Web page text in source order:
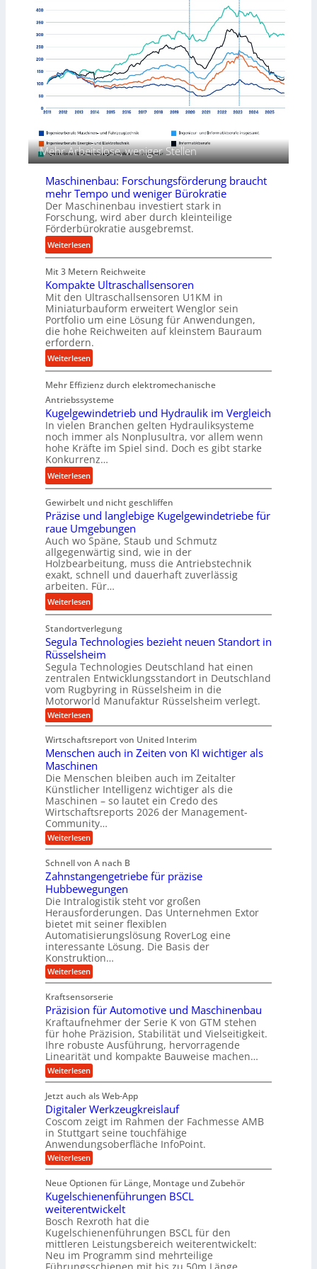
z
s
s
e
n
o
n
e
i
g
B
u
e
r
d
u
n
e
n
f
ü
r
d
i
e
P
r
o
d
u
k
t
i
o
n
n
d
e
n
M
i
t
t
l
s
t
a
n
d
Mehr Arbeitslose, weniger Stellen
Maschinenbau: Forschungsförderung braucht
mehr Tempo und weniger Bürokratie
Der Maschinenbau investiert stark in
Forschung, wird aber durch kleinteilige
Förderbürokratie ausgebremst.
Weiterlesen:
M
a
s
c
h
i
n
e
n
u
:
F
o
r
c
h
u
n
g
s
f
ö
r
d
r
u
n
b
r
a
u
c
h
t
m
e
h
r
T
e
m
p
o
u
n
d
w
e
n
i
g
e
r
B
ü
r
o
r
a
t
i
e
Mit 3 Metern Reichweite
Kompakte Ultraschallsensoren
Mit den Ultraschallsensoren U1KM in
Miniaturbauform erweitert Wenglor sein
Portfolio um eine Lösung für Anwendungen,
die hohe Reichweiten auf kleinstem Bauraum
erfordern.
Weiterlesen:
K
o
m
p
a
k
t
e
U
l
t
r
a
s
c
h
a
l
l
s
e
n
s
o
r
e
n
Mehr Effizienz durch elektromechanische
Antriebssysteme
Kugelgewindetrieb und Hydraulik im Vergleich
In vielen Branchen gelten Hydrauliksysteme
noch immer als Nonplusultra, vor allem wenn
hohe Kräfte im Spiel sind. Doch es gibt starke
Konkurrenz…
Weiterlesen:
K
u
g
e
l
g
e
w
i
n
r
e
b
u
d
H
y
d
r
a
u
l
i
k
i
m
V
e
r
g
l
e
i
c
h
Gewirbelt und nicht geschliffen
Präzise und langlebige Kugelgewindetriebe für
raue Umgebungen
Auch wo Späne, Staub und Schmutz
allgegenwärtig sind, wie in der
Holzbearbeitung, muss die Antriebstechnik
exakt, schnell und dauerhaft zuverlässig
arbeiten. Für…
Weiterlesen:
P
r
ä
z
i
e
u
n
l
a
n
g
l
e
b
i
K
u
g
e
l
g
e
w
n
d
e
t
r
i
e
b
e
f
ü
r
r
a
u
e
U
m
g
e
Standortverlegung
Segula Technologies bezieht neuen Standort in
Rüsselsheim
Segula Technologies Deutschland hat einen
zentralen Entwicklungsstandort in Deutschland
vom Rugbyring in Rüsselsheim in die
Motorworld Manufaktur Rüsselsheim verlegt.
Weiterlesen:
S
g
u
l
a
T
e
c
h
n
o
l
o
g
i
e
s
b
e
z
i
e
h
t
n
e
e
n
S
t
a
n
d
o
r
i
n
R
ü
s
s
e
l
s
h
e
i
m
Wirtschaftsreport von United Interim
Menschen auch in Zeiten von KI wichtiger als
Maschinen
Die Menschen bleiben auch im Zeitalter
Künstlicher Intelligenz wichtiger als die
Maschinen – so lautet ein Credo des
Wirtschaftsreports 2026 der Management-
Community…
Weiterlesen:
M
n
s
c
h
e
n
a
u
c
h
i
n
Z
e
e
n
v
o
n
K
I
w
i
c
h
t
i
g
e
a
l
s
M
a
s
c
h
i
Schnell von A nach B
Zahnstangengetriebe für präzise
Hubbewegungen
Die Intralogistik steht vor großen
Herausforderungen. Das Unternehmen Extor
bietet mit seiner flexiblen
Automatisierungslösung RoverLog eine
interessante Lösung. Die Basis der
Konstruktion…
Weiterlesen:
Z
h
n
s
t
a
n
g
e
n
e
t
r
i
e
b
e
f
r
p
r
ä
z
i
s
e
Kraftsensorserie
Präzision für Automotive und Maschinenbau
Kraftaufnehmer der Serie K von GTM stehen
für hohe Präzision, Stabilität und Vielseitigkeit.
Ihre robuste Ausführung, hervorragende
Linearität und kompakte Bauweise machen…
Weiterlesen:
P
ä
z
i
s
i
o
n
f
r
A
u
t
o
m
o
t
Jetzt auch als Web-App
Digitaler Werkzeugkreislauf
Coscom zeigt im Rahmen der Fachmesse AMB
in Stuttgart seine touchfähige
Anwendungsoberfläche InfoPoint.
Weiterlesen:
D
g
i
t
a
l
e
r
W
e
Neue Optionen für Länge, Montage und Zubehör
Kugelschienenführungen BSCL
weiterentwickelt
Bosch Rexroth hat die
Kugelschienenführungen BSCL für den
mittleren Leistungsbereich weiterentwickelt:
Neu im Programm sind mehrteilige